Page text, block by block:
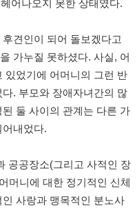
어나오지 못한 상태였다.
견인이 되어 돌보겠다고
가누질 못하셨다. 사실, 어
있었기에 어머니의 그런 반
다. 부모와 장애자녀간의 많
된 둘 사이의 관계는 다른 가
어내었다.
공공장소(그리고 사적인 장
어머니에 대한 정기적인 신체
사랑과 맹목적인 분노사